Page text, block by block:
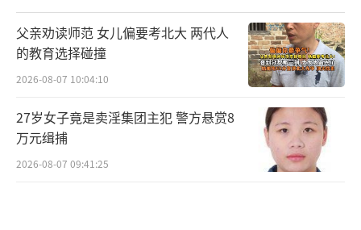
父亲劝读师范 女儿偏要考北大 两代人
的教育选择碰撞
2026-08-07 10:04:10
27岁女子竟是卖淫集团主犯 警方悬赏8
万元缉捕
2026-08-07 09:41:25